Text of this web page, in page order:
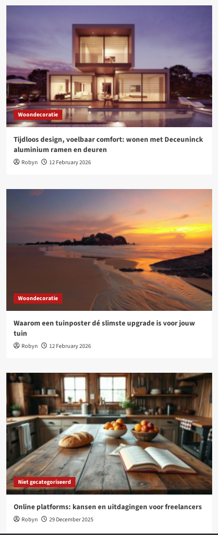
Woondecoratie
Tijdloos design, voelbaar comfort: wonen met Deceuninck
aluminium ramen en deuren
Robyn 12 February 2026
Woondecoratie
Waarom een tuinposter dé slimste upgrade is voor jouw
tuin
Robyn 12 February 2026
Niet gecategoriseerd
Online platforms: kansen en uitdagingen voor freelancers
Robyn 29 December 2025